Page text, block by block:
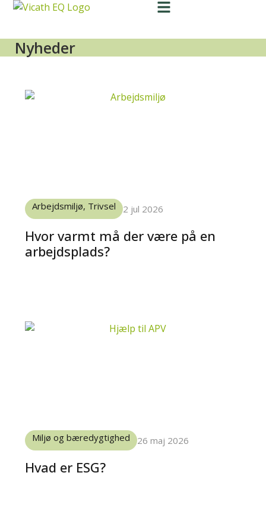
Nyheder
Arbejdsmiljø, Trivsel 2 jul 2026
Hvor varmt må der være på en
arbejdsplads?
Miljø og bæredygtighed 26 maj 2026
Hvad er ESG?